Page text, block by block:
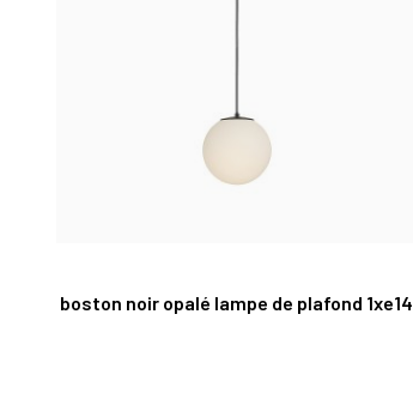
boston noir opalé lampe de plafond 1xe14